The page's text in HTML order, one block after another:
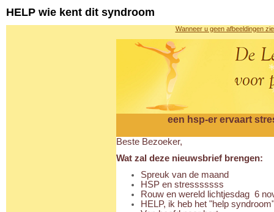
HELP wie kent dit syndroom